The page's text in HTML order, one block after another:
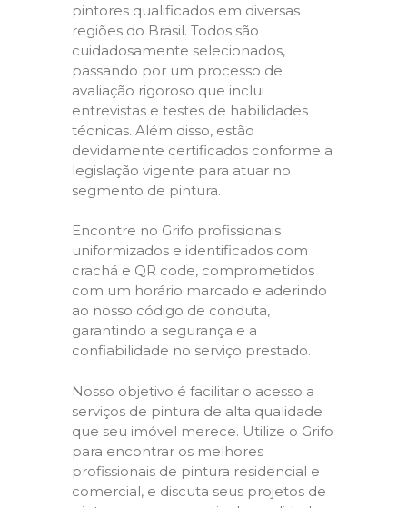
pintores qualificados em diversas
regiões do Brasil. Todos são
cuidadosamente selecionados,
passando por um processo de
avaliação rigoroso que inclui
entrevistas e testes de habilidades
técnicas. Além disso, estão
devidamente certificados conforme a
legislação vigente para atuar no
segmento de pintura.
Encontre no Grifo profissionais
uniformizados e identificados com
crachá e QR code, comprometidos
com um horário marcado e aderindo
ao nosso código de conduta,
garantindo a segurança e a
confiabilidade no serviço prestado.
Nosso objetivo é facilitar o acesso a
serviços de pintura de alta qualidade
que seu imóvel merece. Utilize o Grifo
para encontrar os melhores
profissionais de pintura residencial e
comercial, e discuta seus projetos de